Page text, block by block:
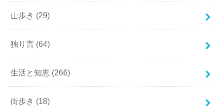
山歩き (29)
独り言 (64)
生活と知恵 (266)
街歩き (18)